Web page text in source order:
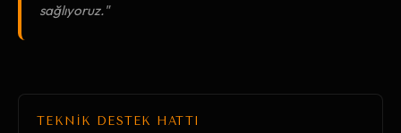
sağlıyoruz."
TEKNİK DESTEK HATTI